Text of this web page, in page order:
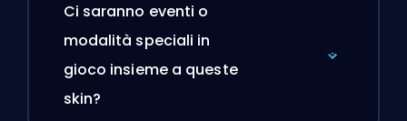
Ci saranno eventi o
modalità speciali in
gioco insieme a queste
skin?